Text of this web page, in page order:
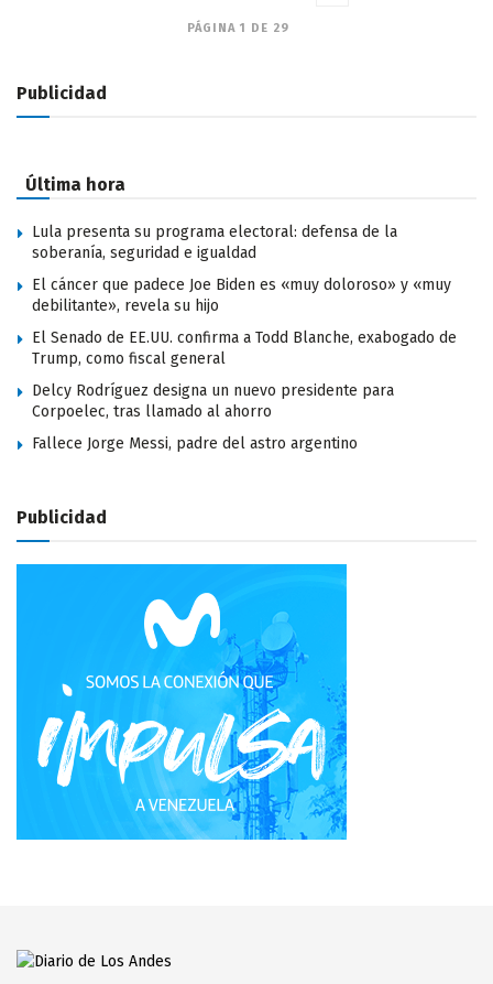
PÁGINA 1 DE 29
Publicidad
Última hora
Lula presenta su programa electoral: defensa de la
soberanía, seguridad e igualdad
El cáncer que padece Joe Biden es «muy doloroso» y «muy
debilitante», revela su hijo
El Senado de EE.UU. confirma a Todd Blanche, exabogado de
Trump, como fiscal general
Delcy Rodríguez designa un nuevo presidente para
Corpoelec, tras llamado al ahorro
Fallece Jorge Messi, padre del astro argentino
Publicidad